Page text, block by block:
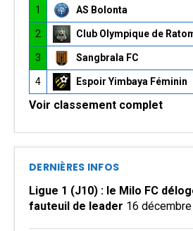
1 AS Bolonta
2 Club Olympique de
3 Sangbrala FC
4 Espoir Yimbaya Féminin
Voir classement complet
DERNIÈRES INFOS
Ligue 1 (J10) : le Milo FC
fauteuil de leader 16